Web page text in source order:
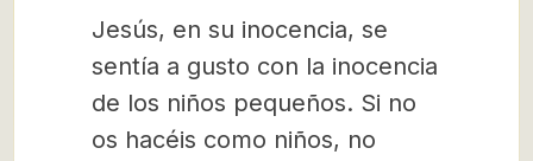
Jesús, en su inocencia, se
sentía a gusto con la inocencia
de los niños pequeños. Si no
os hacéis como niños, no